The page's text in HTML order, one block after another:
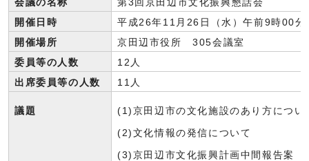
会議の名称
第3回京田辺市文化振興懇話会
開催日時
平成26年11月26日（水）午前9時00分
開催場所
京田辺市役所 305会議室
委員等の人数
12人
出席委員等の人数
11人
議題 (1)京田辺市の文化施設のあり方につい
(2)文化情報の発信について
(3)京田辺市文化振興計画中間報告案（